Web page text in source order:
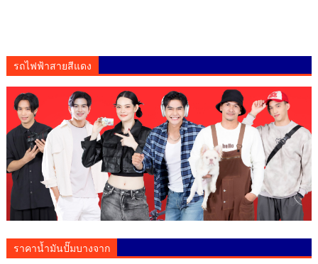
รถไฟฟ้าสายสีแดง
ราคาน้ำมันปั๊มบางจาก